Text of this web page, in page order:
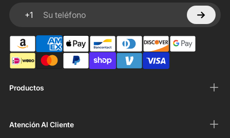
Productos
Atención Al Cliente
+1
Su teléfono